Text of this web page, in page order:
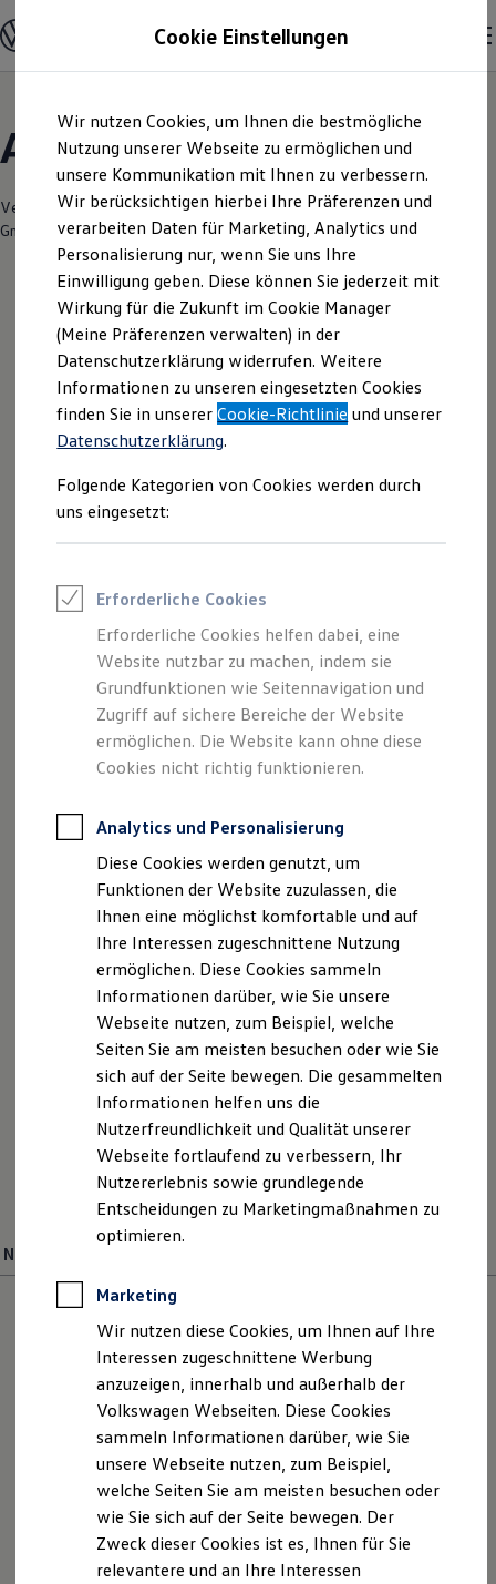
Hauptinhalt
springen
Footer
springen
Modelle & Konfigurator
Nutzfahrzeugkategorien entdecken
Modelle konfigurieren
Vorgängermodelle und Oldtimer
Vorgängermodelle
Oldtimer
Bulli Historie
Branchenlösungen & Gewerbekunden
Umbaulösungen und Hersteller finden
Auf- und Umbauten entdecken & konfigurieren
Groß- und Sonderkunden
Großkunden
Kommunen & Behörden
Journalisten
Sportvereine
Branchenlösungen
Bau & Handwerk
Gewerbliche Personenbeförderung
Service & mobile Werkstätten
Kurier, Logistik & Handel
Feuerwehr
Rettungsdienste
ONE Business ID Vorteile
Fahrzeugsuche & Marktplatz
Digitaler Marktplatz
Kauf & Finanzierung
Online-Fahrzeugbewertung
Aktionen & Angebote
E-Auto-Förderung
Für Privatkunden
Für Gewerbekunden
Profi Paket
TopDeal
Zertifizierte Gebrauchtwagen
Für Privatkunden
Für Gewerbekunden
Leasing
Für Privatkunden
Für Gewerbekunden
Versicherungen & Garantien
Garantien
Kfz-Versicherung für Nutzfahrzeuge
Restschuldversicherung
Wartungsverträge
Besitzer & Service
Reparatur & Service
Sommer-Special
Reparatur, Pflege & Inspektion
Servicetermin anfragen
Service-Vorteile bei Volkswagen Nutzfahrzeuge
ServicePlus
Economy Service
Räder & Reifen Service
Ersatzfahrzeuge
Software, Konnektivität & Apps
California App
VW Connect für Ihren ID. Buzz
VW Connect für Ihren Transporter/Caravelle
VW Connect für Ihren Amarok
VW Connect für andere Modelle
Connect Pro
Fleet Interface Data
Multistop Pathfinder
Übersicht Software Updates
Hilfreiches für Besitzer
Fahrerassistenz- und Sicherheitssysteme
Kontrollleuchten
Kurzfahrprofile und Ölverdünnung
Angebote & Über uns
Verantwortlich für die Inhalte auf dieser Seite ist die Autohaus Nord
GmbH - Co. KG in Güstrow(Impressum & Rechtliches)
Leider haben wir im Moment keine
aktuellen Angebote
Ihre nächsten
Probefahrt
Beratung
Angebote
Servicetermin anfragen
IhreAnsprechpartner
E-Mail schreiben
+49 3843 29290
Neuwagenverkauf
Ronny Soltwedel
Verkaufsberater Nutzfahrzeuge
Cookie Einstellungen
Wir nutzen Cookies, um Ihnen die bestmögliche
Nutzung unserer Webseite zu ermöglichen und
unsere Kommunikation mit Ihnen zu verbessern.
Wir berücksichtigen hierbei Ihre Präferenzen und
verarbeiten Daten für Marketing, Analytics und
Personalisierung nur, wenn Sie uns Ihre
Einwilligung geben. Diese können Sie jederzeit mit
Wirkung für die Zukunft im Cookie Manager
(Meine Präferenzen verwalten) in der
Datenschutzerklärung widerrufen. Weitere
Informationen zu unseren eingesetzten Cookies
finden Sie in unsererCookie-Richtlinie und unserer
Datenschutzerklärung.
Folgende Kategorien von Cookies werden durch
uns eingesetzt:
Erforderliche Cookies
Erforderliche Cookies helfen dabei, eine
Website nutzbar zu machen, indem sie
Grundfunktionen wie Seitennavigation und
Zugriff auf sichere Bereiche der Website
ermöglichen. Die Website kann ohne diese
Cookies nicht richtig funktionieren.
Analytics und Personalisierung
Diese Cookies werden genutzt, um
Funktionen der Website zuzulassen, die
Ihnen eine möglichst komfortable und auf
Ihre Interessen zugeschnittene Nutzung
ermöglichen. Diese Cookies sammeln
Informationen darüber, wie Sie unsere
Webseite nutzen, zum Beispiel, welche
Seiten Sie am meisten besuchen oder wie Sie
sich auf der Seite bewegen. Die gesammelten
Informationen helfen uns die
Nutzerfreundlichkeit und Qualität unserer
Webseite fortlaufend zu verbessern, Ihr
Nutzererlebnis sowie grundlegende
Entscheidungen zu Marketingmaßnahmen zu
optimieren.
Marketing
Wir nutzen diese Cookies, um Ihnen auf Ihre
Interessen zugeschnittene Werbung
anzuzeigen, innerhalb und außerhalb der
Volkswagen Webseiten. Diese Cookies
sammeln Informationen darüber, wie Sie
unsere Webseite nutzen, zum Beispiel,
welche Seiten Sie am meisten besuchen oder
wie Sie sich auf der Seite bewegen. Der
Zweck dieser Cookies ist es, Ihnen für Sie
relevantere und an Ihre Interessen